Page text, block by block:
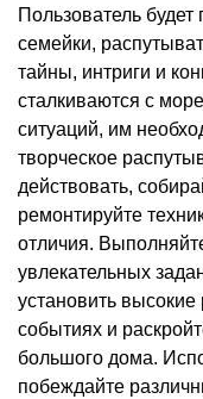
Пользователь
семейки,
тайны, интриги и
сталкиваются с
ситуаций, им
творческое
действовать,
ремонтируйте
отличия.
увлекательных
установить
событиях и
большого дома.
побеждайте